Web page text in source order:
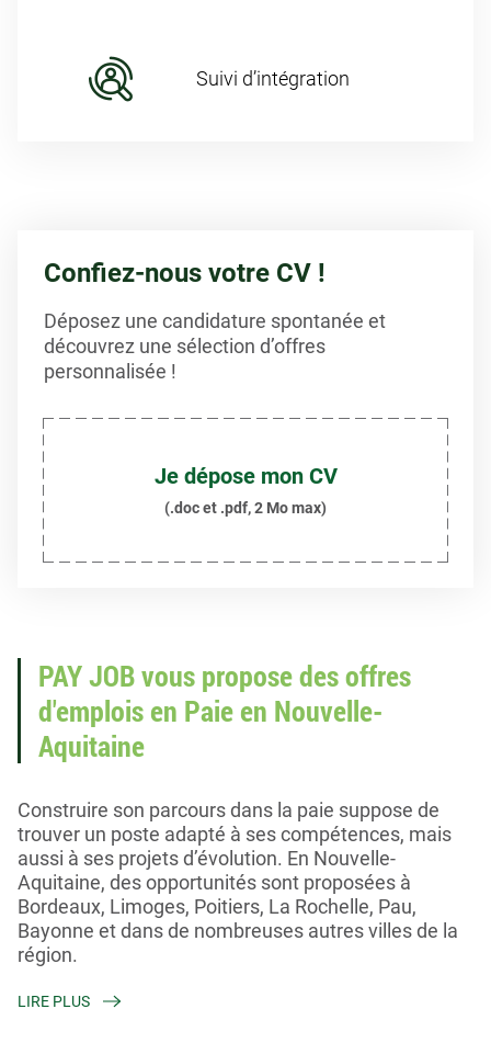
Suivi d’intégration
Confiez-nous votre CV !
Déposez une candidature spontanée et
découvrez une sélection d’offres
personnalisée !
Je dépose mon CV
(.doc et .pdf, 2 Mo max)
PAY JOB vous propose des offres
d'emplois en Paie en Nouvelle-
Aquitaine
Construire son parcours dans la paie suppose de
trouver un poste adapté à ses compétences, mais
aussi à ses projets d’évolution. En Nouvelle-
Aquitaine, des opportunités sont proposées à
Bordeaux, Limoges, Poitiers, La Rochelle, Pau,
Bayonne et dans de nombreuses autres villes de la
région.
Les annonces présentes sur cette page concernent
LIRE PLUS